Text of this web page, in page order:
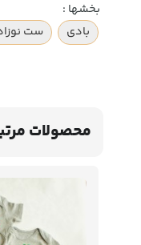
بخشها :
بادی
ست
محصولات